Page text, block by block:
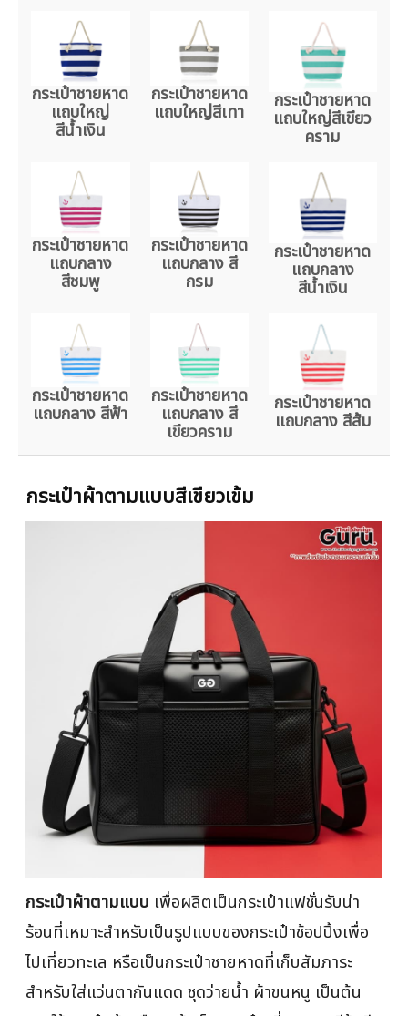
กระเป๋าชายหาด
แถบใหญ่
สีน้ำเงิน
กระเป๋าชายหาด
แถบใหญ่สีเทา กระเป๋าชายหาด
แถบใหญ่สีเขียว
คราม
กระเป๋าชายหาด
แถบกลาง
สีชมพู
กระเป๋าชายหาด
แถบกลาง สี
กรม
กระเป๋าชายหาด
แถบกลาง
สีน้ำเงิน
กระเป๋าชายหาด
แถบกลาง สีฟ้า
กระเป๋าชายหาด
แถบกลาง สี
เขียวคราม
กระเป๋าชายหาด
แถบกลาง สีส้ม
กระเป๋าผ้าตามแบบสีเขียวเข้ม
กระเป๋าผ้าตามแบบ เพื่อผลิตเป็นกระเป๋าแฟชั่นรับน่า
ร้อนที่เหมาะสำหรับเป็นรูปแบบของกระเป๋าช้อปปิ้งเพื่อ
ไปเที่ยวทะเล หรือเป็นกระเป๋าชายหาดที่เก็บสัมภาระ
สำหรับใส่แว่นตากันแดด ชุดว่ายน้ำ ผ้าขนหนู เป็นต้น